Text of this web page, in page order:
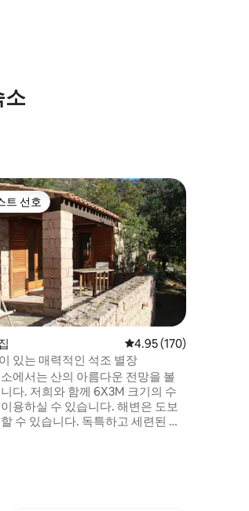
소
후기 110개
스트 선호
트 선호
평점 4.95점(5점 만점),
4.95 (170)
있는 매력적인 석조 별장
에서는 산의 아름다운 전망을 볼
다. 저희와 함께 6X3M 크기의 수
용하실 수 있습니다. 해변은 도보
수 있습니다. 독특하고 세련된 인
침대 2개가 있고 거실에는 소파 베드
이 있습니다. 테라스에는 의자, 테